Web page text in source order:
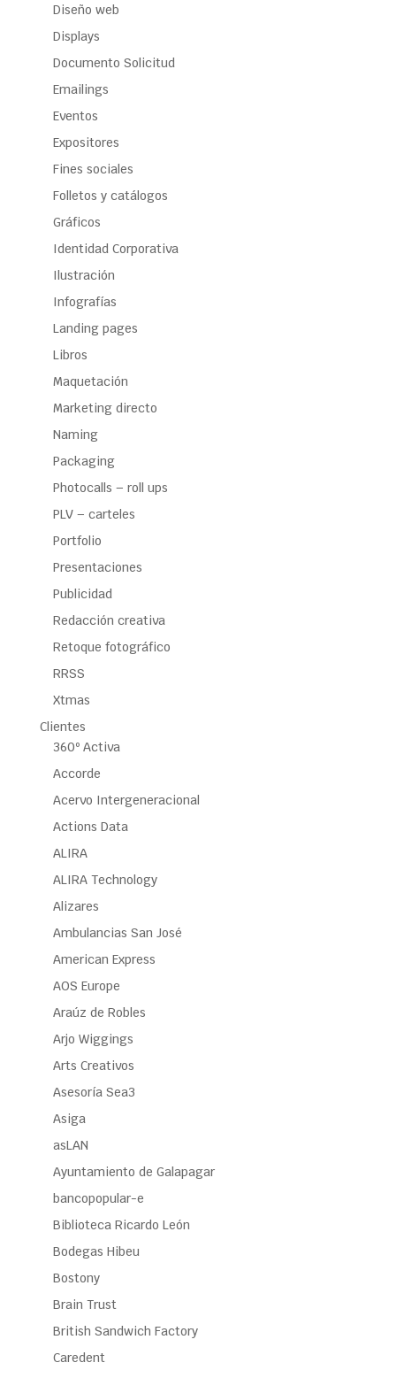
Diseño web
Displays
Documento Solicitud
Emailings
Eventos
Expositores
Fines sociales
Folletos y catálogos
Gráficos
Identidad Corporativa
Ilustración
Infografías
Landing pages
Libros
Maquetación
Marketing directo
Naming
Packaging
Photocalls – roll ups
PLV – carteles
Portfolio
Presentaciones
Publicidad
Redacción creativa
Retoque fotográfico
RRSS
Xtmas
Clientes
360º Activa
Accorde
Acervo Intergeneracional
Actions Data
ALIRA
ALIRA Technology
Alizares
Ambulancias San José
American Express
AOS Europe
Araúz de Robles
Arjo Wiggings
Arts Creativos
Asesoría Sea3
Asiga
asLAN
Ayuntamiento de Galapagar
bancopopular-e
Biblioteca Ricardo León
Bodegas Hibeu
Bostony
Brain Trust
British Sandwich Factory
Caredent